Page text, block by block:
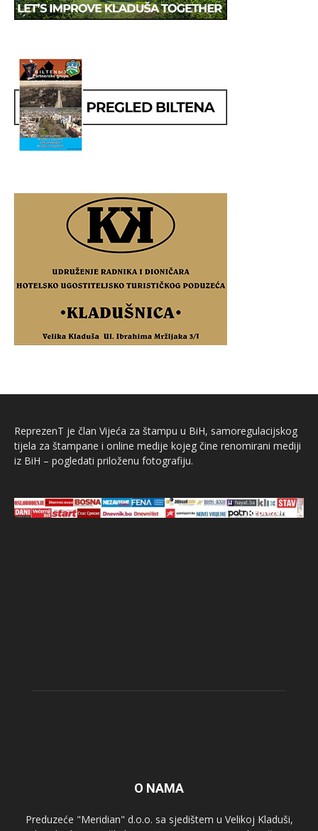
ReprezenT je član Vijeća za štampu u BiH, samoregulacijskog
tijela za štampane i online medije kojeg čine renomirani mediji
iz BiH – pogledati priloženu fotografiju.
O NAMA
Preduzeće "Meridian" d.o.o. sa sjedištem u Velikoj Kladuši,